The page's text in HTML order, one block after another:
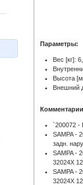
Параметры:
Вес [кг]:
Высота
Внешний
`200072 -
SAMPA -
задн.
SAMPA -
32024X
SAMPA -
32024X